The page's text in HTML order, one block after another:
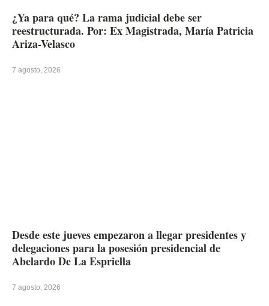
¿Ya para qué? La rama judicial debe ser
reestructurada. Por: Ex Magistrada, María Patricia
Ariza-Velasco
7 agosto, 2026
Desde este jueves empezaron a llegar presidentes y
delegaciones para la posesión presidencial de
Abelardo De La Espriella
7 agosto, 2026